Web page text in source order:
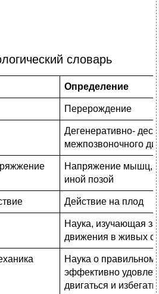
словарь
Определение
Перерождение
Дегенеративно-
межпозвоночного
Напряжение мышц,
иной позой
Действие на плод
Наука, изучающая
движения в живых
Наука о
эффективно
двигаться и